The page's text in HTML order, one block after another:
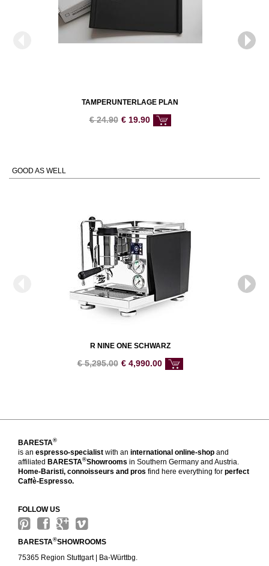
TAMPERUNTERLAGE PLAN
€24.90 € 19.90
GOOD AS WELL
R NINE ONE SCHWARZ
€5,295.00 € 4,990.00
BARESTA®
is an espresso-specialist with an international online-shop and
affiliated BARESTA®Showrooms in Southern Germany and Austria.
Home-Baristi, connoisseurs and pros find here everything for perfect
Caffè-Espresso.
FOLLOW US
BARESTA®SHOWROOMS
75365 Region Stuttgart | Ba-Württbg.